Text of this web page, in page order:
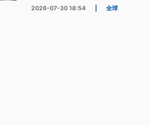
2026-07-30 18:54 全球